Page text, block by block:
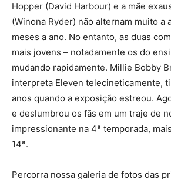
Hopper (David Harbour) e a mãe
(Winona Ryder) não alternam muito a
meses a ano. No entanto, as duas
mais jovens – notadamente os do
mudando rapidamente. Millie Bobby
interpreta Eleven telecineticamente,
anos quando a exposição estreou.
e deslumbrou os fãs em um traje de
impressionante na 4ª temporada,
14ª.
Percorra nossa galeria de fotos das